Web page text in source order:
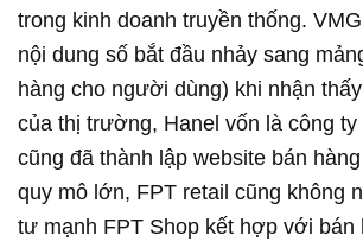
trong kinh doanh truyền thống.
nội dung số bắt đầu nhảy sang
hàng cho người dùng) khi nhận
của thị trường, Hanel vốn là công
cũng đã thành lập website bán
quy mô lớn, FPT retail cũng không
tư mạnh FPT Shop kết hợp với bán